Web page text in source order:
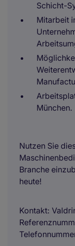
Schicht-
Mitarbeit
München.
Nutzen Sie
Branche
heute!
Kontakt